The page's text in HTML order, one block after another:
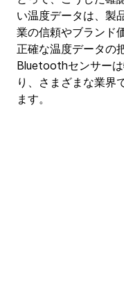
い温度データは、製
業の信頼やブランド
正確な温度データの
Bluetoothセンサー
り、さまざまな業界
ます。